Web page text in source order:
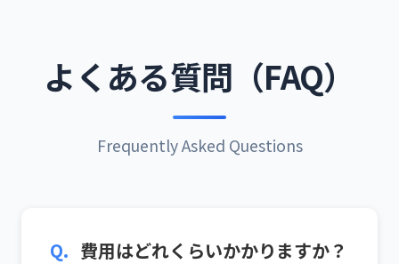
よくある質問（FAQ）
Frequently Asked Questions
Q. 費用はどれくらいかかりますか？